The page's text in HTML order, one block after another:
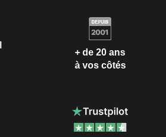
+ de 20 ans
à vos côtés